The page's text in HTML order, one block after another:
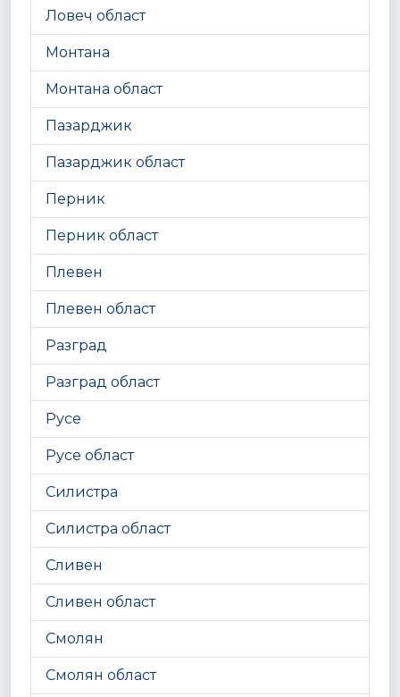
Ловеч област
Монтана
Монтана област
Пазарджик
Пазарджик област
Перник
Перник област
Плевен
Плевен област
Разград
Разград област
Русе
Русе област
Силистра
Силистра област
Сливен
Сливен област
Смолян
Смолян област